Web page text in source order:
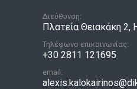
Διεύθυνση:
Πλατεία Θειακάκη 2,
Τηλέφωνο επικοινωνίας:
+30 2811 121695
email: